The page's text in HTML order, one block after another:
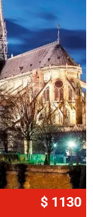
$ 1130